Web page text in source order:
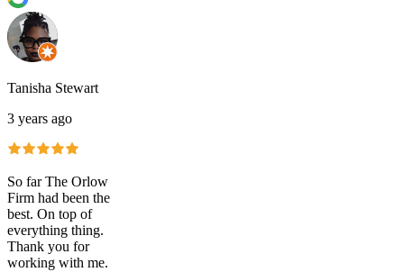
Tanisha Stewart
3 years ago
So far The Orlow
Firm had been the
best. On top of
everything thing.
Thank you for
working with me.